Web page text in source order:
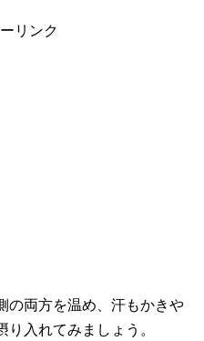
リンク
の両方を温め、汗もかきや
入れてみましょう。